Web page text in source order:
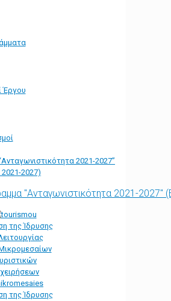
Έργου
2021-2027”
2027)
"Ανταγωνιστικότητα 2021-
της Ίδρυσης
της Ίδρυσης